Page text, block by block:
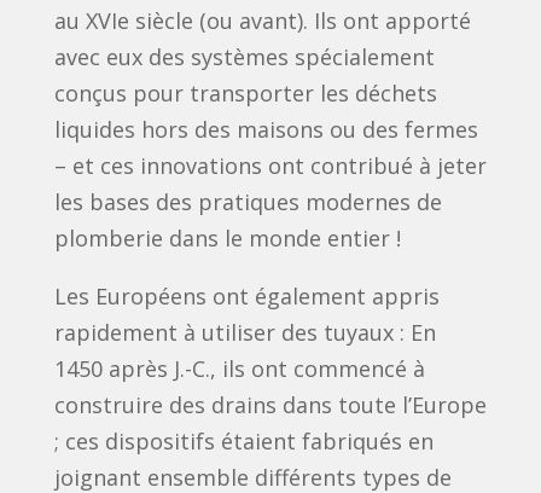
au XVIe siècle (ou avant). Ils ont apporté
avec eux des systèmes spécialement
conçus pour transporter les déchets
liquides hors des maisons ou des fermes
– et ces innovations ont contribué à jeter
les bases des pratiques modernes de
plomberie dans le monde entier !
Les Européens ont également appris
rapidement à utiliser des tuyaux : En
1450 après J.-C., ils ont commencé à
construire des drains dans toute l’Europe
; ces dispositifs étaient fabriqués en
joignant ensemble différents types de